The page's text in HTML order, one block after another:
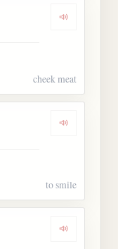
Dengarkan
cheek meat
Dengarkan
to smile
Dengarkan